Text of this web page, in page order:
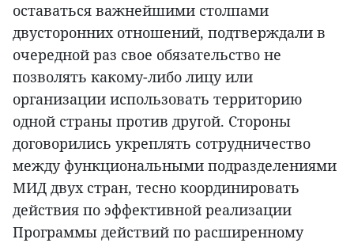
оставаться важнейшими столпами
двусторонних отношений, подтверждали в
очередной раз свое обязательство не
позволять какому-либо лицу или
организации использовать территорию
одной страны против другой. Стороны
договорились укреплять сотрудничество
между функциональными подразделениями
МИД двух стран, тесно координировать
действия по эффективной реализации
Программы действий по расширенному